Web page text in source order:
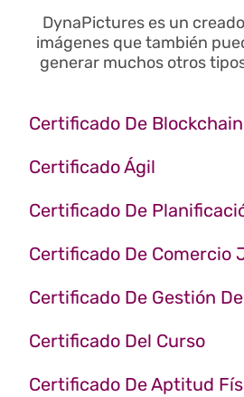
DynaPictures es un
imágenes que también
generar muchos otros
Certificado De Blockchain
Certificado Ágil
Certificado De
Certificado De Comercio
Certificado De Gestión
Certificado Del Curso
Certificado De Aptitud